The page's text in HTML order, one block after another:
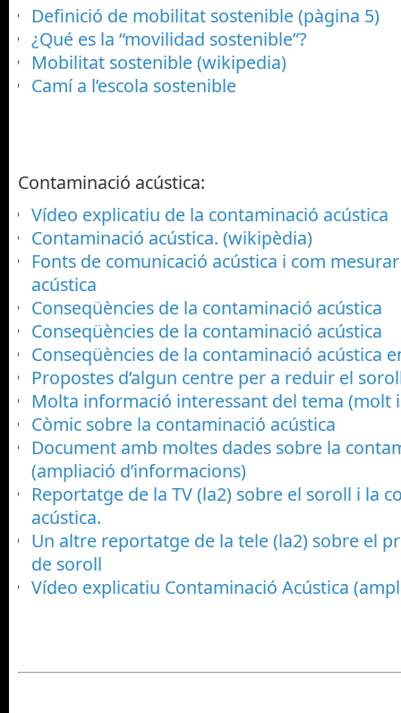
Definició de mobilitat sostenible (pàgina 5)
¿Qué es la “movilidad sostenible”?
Mobilitat sostenible (wikipedia)
Camí a l’escola sostenible
Contaminació acústica:
Vídeo explicatiu de la contaminació acústica
Contaminació acústica. (wikipèdia)
Fonts de comunicació acústica i com
acústica
Conseqüències de la contaminació acústica
Conseqüències de la contaminació acústica
Conseqüències de la contaminació acústica
Propostes d’algun centre per a reduir el
Molta informació interessant del tema (molt
Còmic sobre la contaminació acústica
Document amb moltes dades sobre la
(ampliació d’informacions)
Reportatge de la TV (la2) sobre el soroll i la
acústica.
Un altre reportatge de la tele (la2) sobre el
de soroll
Vídeo explicatiu Contaminació Acústica